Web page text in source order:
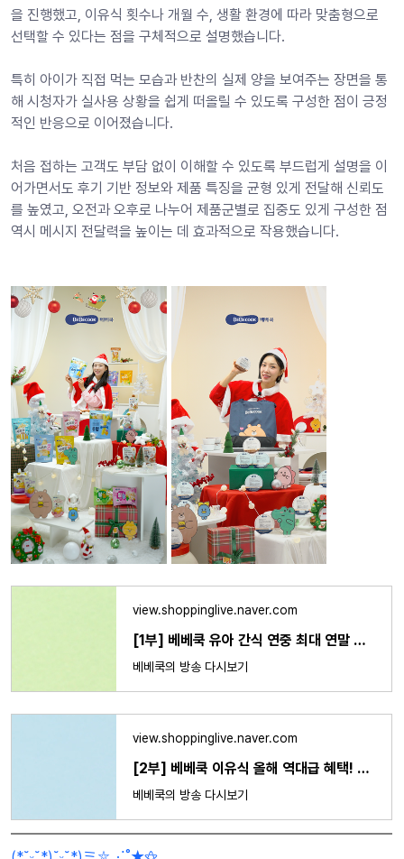
을 진행했고, 이유식 횟수나 개월 수, 생활 환경에 따라 맞춤형으로
선택할 수 있다는 점을 구체적으로 설명했습니다.
특히 아이가 직접 먹는 모습과 반찬의 실제 양을 보여주는 장면을 통
해 시청자가 실사용 상황을 쉽게 떠올릴 수 있도록 구성한 점이 긍정
적인 반응으로 이어졌습니다.
처음 접하는 고객도 부담 없이 이해할 수 있도록 부드럽게 설명을 이
어가면서도 후기 기반 정보와 제품 특징을 균형 있게 전달해 신뢰도
를 높였고, 오전과 오후로 나누어 제품군별로 집중도 있게 구성한 점
역시 메시지 전달력을 높이는 데 효과적으로 작용했습니다.
view.shoppinglive.naver.com
[1부] 베베쿡 유아 간식 연중 최대 연말 특가🎅
베베쿡의 방송 다시보기
view.shoppinglive.naver.com
[2부] 베베쿡 이유식 올해 역대급 혜택! 🎅🏻
베베쿡의 방송 다시보기